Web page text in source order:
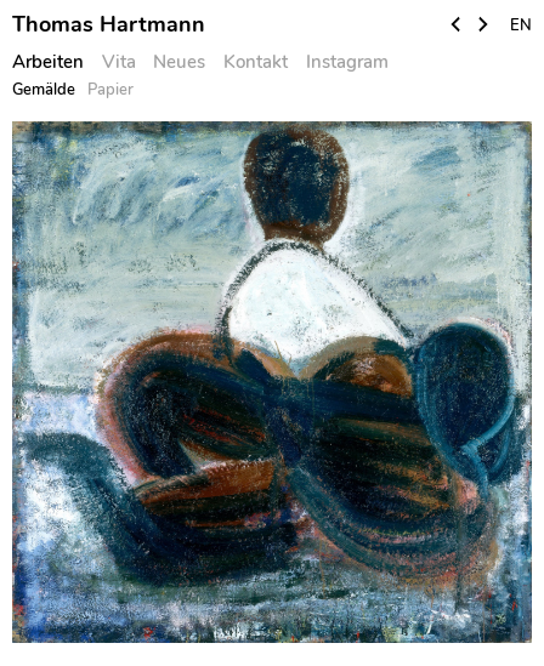
Skip
to
content
Thomas Hartmann
Arbeiten
Gemälde Papier
Vita Neues Kontakt Instagram
EN